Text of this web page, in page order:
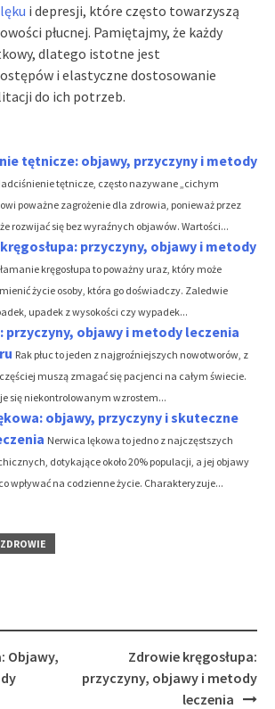
i depresji, które często towarzyszą
płucnej. Pamiętajmy, że każdy
dlatego istotne jest
i elastyczne dostosowanie
do ich potrzeb.
tętnicze: objawy, przyczyny i metody
tętnicze, często nazywane „cichym
poważne zagrożenie dla zdrowia, ponieważ przez
rozwijać się bez wyraźnych objawów. Wartości...
przyczyny, objawy i metody
kręgosłupa to poważny uraz, który może
życie osoby, która go doświadczy. Zaledwie
upadek z wysokości czy wypadek...
przyczyny, objawy i metody leczenia
Rak płuc to jeden z najgroźniejszych nowotworów, z
muszą zmagać się pacjenci na całym świecie.
się niekontrolowanym wzrostem...
objawy, przyczyny i skuteczne
Nerwica lękowa to jedno z najczęstszych
dotykające około 20% populacji, a jej objawy
wpływać na codzienne życie. Charakteryzuje...
ZDROWIE
Objawy,
Zdrowie kręgosłupa:
przyczyny, objawy i metody
leczenia